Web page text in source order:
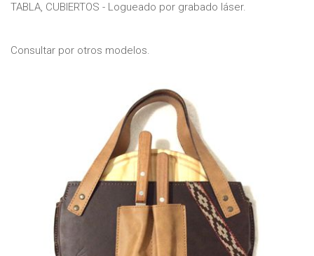
TABLA, CUBIERTOS - Logueado por grabado láser.
Consultar por otros modelos.